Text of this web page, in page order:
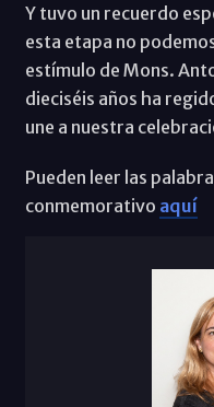
Y tuvo un recuerdo
esta etapa no
estímulo de Mons.
dieciséis años ha
une a nuestra
Pueden leer las
conmemorativo aquí